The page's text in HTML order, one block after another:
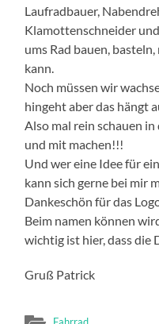
Laufradbauer,
Klamottenschneider
ums Rad bauen,
kann.
Noch müssen wir
hingeht aber das hängt
Also mal rein schauen in
und mit machen!!!
Und wer eine Idee für
kann sich gerne bei mir
Dankeschön für das
Beim namen können
wichtig ist hier, dass die
Gruß Patrick
Fahrrad